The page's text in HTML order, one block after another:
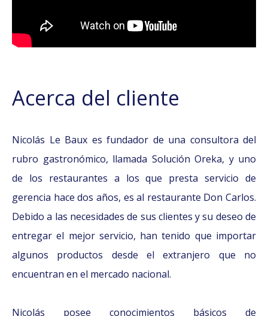
Acerca del cliente
Nicolás Le Baux es fundador de una consultora del
rubro gastronómico, llamada Solución Oreka, y uno
de los restaurantes a los que presta servicio de
gerencia hace dos años, es al restaurante Don Carlos.
Debido a las necesidades de sus clientes y su deseo de
entregar el mejor servicio, han tenido que importar
algunos productos desde el extranjero que no
encuentran en el mercado nacional.
Nicolás posee conocimientos básicos de